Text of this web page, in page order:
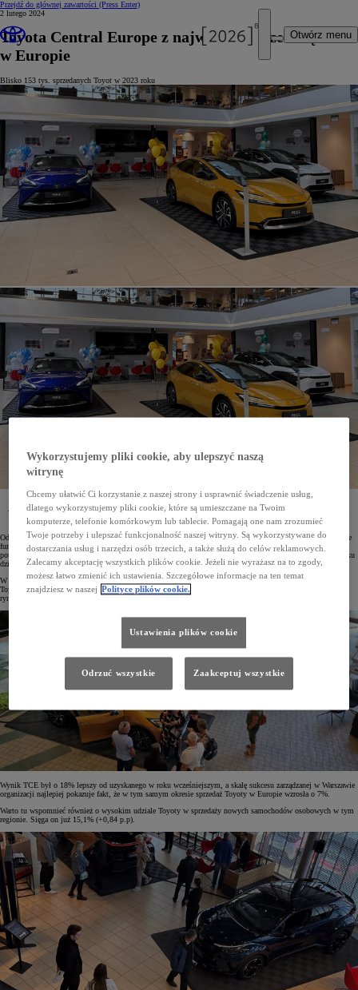
Przejdź do głównej zawartości (Press Enter)
Otwórz menu
2 lutego 2024
Toyota Central Europe z najwyższą sprzedażą
w Europie
Blisko 153 tys. sprzedanych Toyot w 2023 roku
Toyota Central Europe (TCE) osiągnęła najwyższą sprzedaż samochodów w Europie. Tylko
w 2023 roku do Klientów trafiło blisko 153 tys. pojazdów. Dało to TCE najsilniejszą pozycję wśród
wszystkich rynków na tym kontynencie.
Od 1 kwietnia 2022 roku mająca swoją siedzibę w Warszawie Toyota Central Europe (TCE) ściśle koordynuje
funkcjonowanie marek Toyota i Lexus w Polsce, Czechach, na Słowacji i Węgrzech. Najlepszym
potwierdzeniem jej efektywności są wyniki sprzedaży aut osobowych i użytkowych w pierwszym pełnym roku
działalności. W obu kategoriach TCE jest europejskim liderem koncernu.
W 2023 roku w Polsce, Czechach, na Słowacji i Węgrzech sprzedano łącznie 152 822 samochody osobowe
Toyoty. Stanowi to blisko 14% wszystkich sprzedanych aut przez markę w Europie. Drugim największym
rynkiem jest Wielka Brytania (131 109 egz.), trzecią pozycję zajmuje Francja (127 045 egz.).
Wynik TCE był o 18% lepszy od uzyskanego w roku wcześniejszym, a skalę sukcesu zarządzanej w Warszawie
organizacji najlepiej pokazuje fakt, że w tym samym okresie sprzedaż Toyoty w Europie wzrosła o 7%.
Warto tu wspomnieć również o wysokim udziale Toyoty w sprzedaży nowych samochodów osobowych w tym
regionie. Sięga on już 15,1% (+0,84 p.p).
Wykorzystujemy pliki cookie, aby ulepszyć naszą
witrynę
Chcemy ułatwić Ci korzystanie z naszej strony i usprawnić świadczenie usług,
dlatego wykorzystujemy pliki cookie, które są umieszczane na Twoim
komputerze, telefonie komórkowym lub tablecie. Pomagają one nam zrozumieć
Twoje potrzeby i ulepszać funkcjonalność naszej witryny. Są wykorzystywane do
dostarczania usług i narzędzi osób trzecich, a także służą do celów reklamowych.
Zalecamy akceptację wszystkich plików cookie. Jeżeli nie wyrażasz na to zgody,
możesz łatwo zmienić ich ustawienia. Szczegółowe informacje na ten temat
znajdziesz w naszej Polityce plików cookie.
Ustawienia plików cookie
Odrzuć wszystkie Zaakceptuj wszystkie